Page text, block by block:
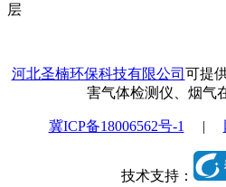
层
河北圣楠环保科技有限公司 可提
害气体检测仪、烟气
冀ICP备18006562号-1 |
技术支持：